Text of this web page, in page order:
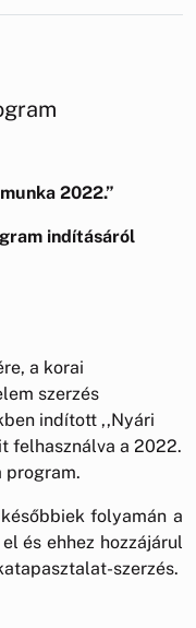
2022.”
indításáról
a korai
szerzés
indított ,,Nyári
felhasználva a 2022.
program.
folyamán a
és ehhez hozzájárul
szerzés.